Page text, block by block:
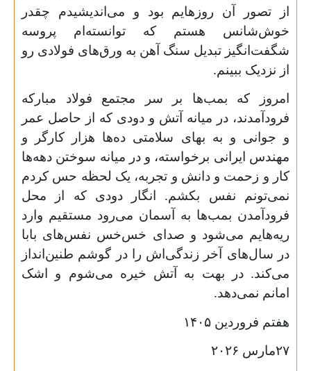
از تصور آن روزهایم بود و می‌اندیشیدم چقدر
خوش‌شانس هستم که توانسته‌ام پروسه
شگفت‌انگیز تبدیل سنگ آهن به ورق‌های فولادی رو
از نزدیک ببینم.
امروز که بمب‌ها بر سر مجتمع فولاد مبارکه
فرودآمدند، در میانه آتش و دودی که از حاصل عمر
و جوانی و به بهای سلامتی ده‌ها هزار کارگر و
مهندس ایرانی برخواسته‌، و در میانه سوختن دهه‌ها
کار و زحمت و دانش و تجربه، یک لحظه حس کردم
نمی‌تونم نفس بکشم. انگار دودی که از محل
فرودآمدن بمب‌ها به آسمان می‌رود مستقیم وارد
ریه‌هایم می‌شود و صدای خس‌خس نفس‌های بابا
در سال‌های آخر زندگی‌اش را در گوشم طنین‌انداز
می‌کند. در بهت به آتش خیره می‌شوم و اشک
امانم نمی‌دهد.
هفتم فروردین ۱۴۰۵
۲۷مارس ۲۰۲۶